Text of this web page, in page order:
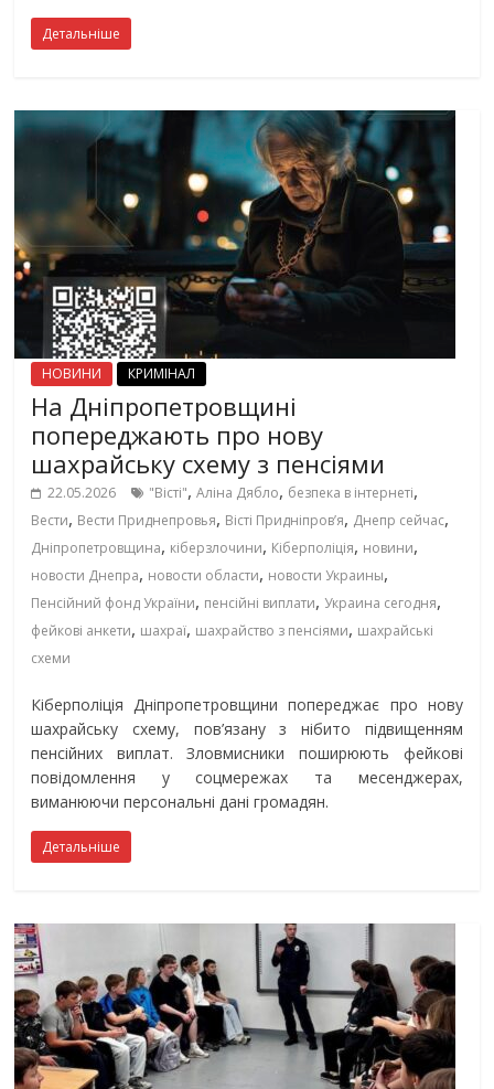
Детальніше
НОВИНИ КРИМІНАЛ
На Дніпропетровщині
попереджають про нову
шахрайську схему з пенсіями
22.05.2026 "Вісті",Аліна Дябло, безпека в інтернеті,
Вести, Вести Приднепровья, Вісті Придніпровʼя, Днепр сейчас,
Дніпропетровщина, кіберзлочини, Кіберполіція, новини,
новости Днепра, новости области, новости Украины,
Пенсійний фонд України, пенсійні виплати, Украина сегодня,
фейкові анкети, шахраї, шахрайство з пенсіями, шахрайські
схеми
Кіберполіція Дніпропетровщини попереджає про нову
шахрайську схему, пов’язану з нібито підвищенням
пенсійних виплат. Зловмисники поширюють фейкові
повідомлення у соцмережах та месенджерах,
виманюючи персональні дані громадян.
Детальніше